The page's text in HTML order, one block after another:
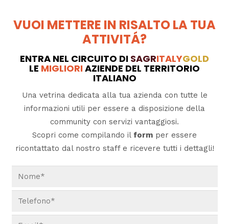
VUOI METTERE IN RISALTO LA TUA
ATTIVITÁ?
ENTRA NEL CIRCUITO DI SAGRITALYGOLD
LE MIGLIORIAZIENDE DEL TERRITORIO
ITALIANO
Una vetrina dedicata alla tua azienda con tutte le
informazioni utili per essere a disposizione della
community con servizi vantaggiosi.
Scopri come compilando il form per essere
ricontattato dal nostro staff e ricevere tutti i dettagli!